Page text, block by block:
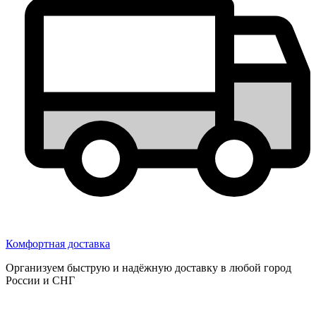
Комфортная доставка
Организуем быструю и надёжную доставку в любой город
России и СНГ